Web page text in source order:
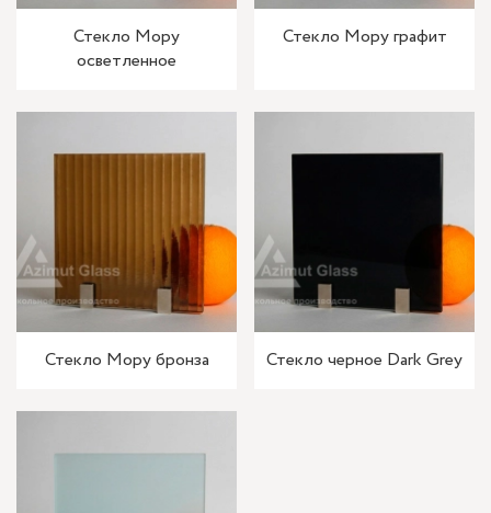
Стекло Мору
осветленное
Стекло Мору графит
Стекло Мору бронза Стекло черное Dark Grey